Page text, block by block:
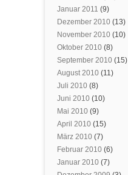
Januar 2011 (9)
Dezember 2010 (13)
November 2010 (10)
Oktober 2010 (8)
September 2010 (15)
August 2010 (11)
Juli 2010 (8)
Juni 2010 (10)
Mai 2010 (9)
April 2010 (15)
März 2010 (7)
Februar 2010 (6)
Januar 2010 (7)